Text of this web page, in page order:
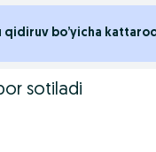
qidiruv bo’yicha
sotiladi